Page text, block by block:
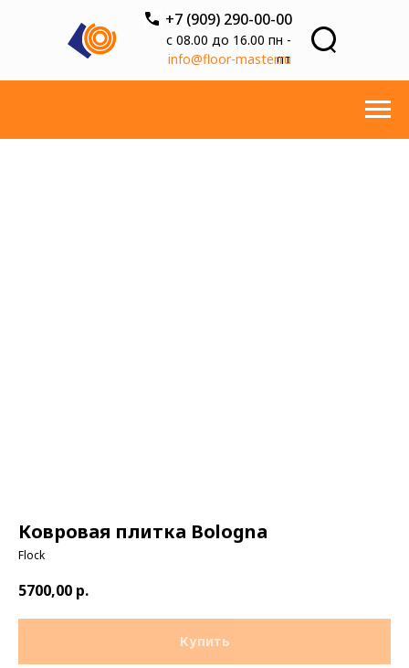
с 08.00 до 16.00 пн -
пт
+7 (909) 290-00-00
info@floor-master.ru
Ковровая плитка Bologna
Flock
5700,00 р.
Купить